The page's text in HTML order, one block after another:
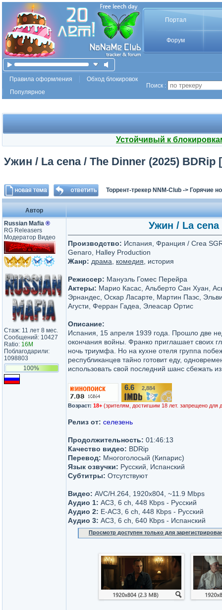
Портал
Форум
Правила оформления
Обход блокировок
Популярное
Поиск :
Устойчивый к
Ужин / La cena / The Dinner (2025) BDRip
Торрент-трекер NNM-Club -> Горячие
Автор
Russian Mafia ®
RG Releasers
Модератор Видео
Стаж: 11 лет 8 мес.
Сообщений: 10427
Ratio: 16M
Поблагодарили:
1098803
100%
Ужин / La cena
Производство: Испания, Франция / Crea
Genaro, Halley Production
Жанр: драма комедия , история
Режиссер: Мануэль Гомес Перейра
Актеры: Марио Касас, Альберто Сан Хуан,
Эрнандес, Оскар Ласарте, Мартин Паэс,
Агусти, Ферран Гадеа, Элеасар Ортис
Описание:
Испания, 15 апреля 1939 года. Прошло две
окончания войны. Франко приглашает своих
ночь триумфа. Но на кухне отеля группа
республиканцев тайно готовит еду,
использовать свой последний шанс сбежать
6.6 2,884
Возраст: 18+ (зрителям, достигшим 18 лет. запрещено для
Релиз от: селезень
Продолжительность: 01:46:13
Качество видео: BDRip
Перевод: Многоголосый (Кипарис)
Язык озвучки: Русский, Испанский
Субтитры: Отсутствуют
Видео: AVC/H.264, 1920x804, ~11.9 Мbps
Аудио 1: AC3, 6 ch, 448 Кbps - Русский
Аудио 2: Е-AC3, 6 ch, 448 Кbps - Русский
Аудио 3: AC3, 6 ch, 640 Кbps - Испанский
Просмотр доступен только для